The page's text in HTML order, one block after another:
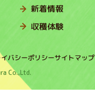
新着情報
収穫体験
バシーポリシーサイトマップ
Co.,Ltd.